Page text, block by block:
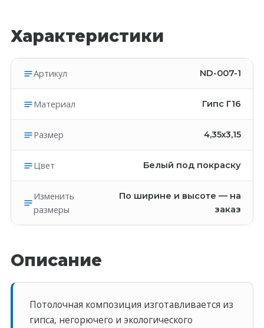
Характеристики
Артикул ND-007-1
Материал Гипс Г16
Размер 4,35х3,15
Цвет Белый под покраску
Изменить
размеры
По ширине и высоте — на
заказ
Описание
Потолочная композиция изготавливается из
гипса, негорючего и экологического